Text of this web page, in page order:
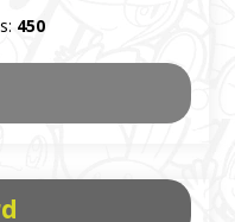
450